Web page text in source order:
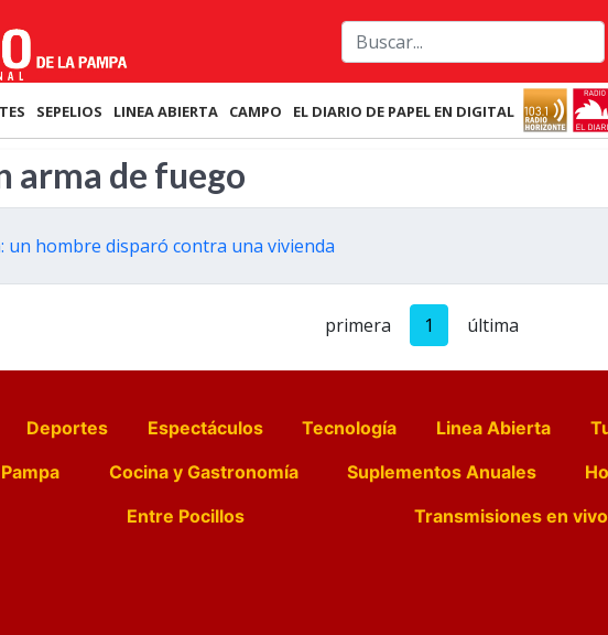
SEPELIOS LINEA ABIERTA CAMPO EL DIARIO DE PAPEL EN DIGITAL
arma de fuego
un hombre disparó contra una vivienda
primera 1 última
Deportes Espectáculos Tecnología Linea Abierta
Cocina y Gastronomía Suplementos Anuales
Entre Pocillos Transmisiones en vivo